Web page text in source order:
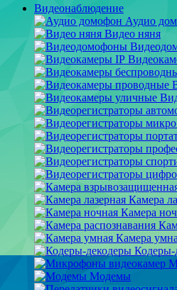
Видеонаблюдение
Аудио
Видео няня
Камера
Камера
Камера
Кодеры-
Модемы